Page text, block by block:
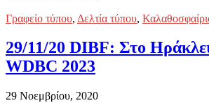
Γραφείο τύπου, Δελτία τύπου,
29/11/20 DIBF: Στο
WDBC 2023
29 Νοεμβρίου, 2020